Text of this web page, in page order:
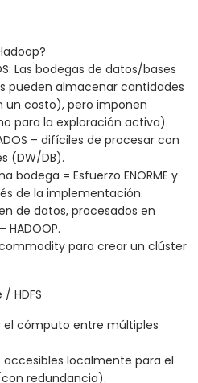
Las bodegas de datos/bases
pueden almacenar cantidades
un costo), pero imponen
para la exploración activa).
– difíciles de procesar con
(DW/DB).
bodega = Esfuerzo ENORME y
de la implementación.
de datos, procesados en
para crear un clúster
HDFS
el cómputo entre múltiples
accesibles localmente para el
redundancia).